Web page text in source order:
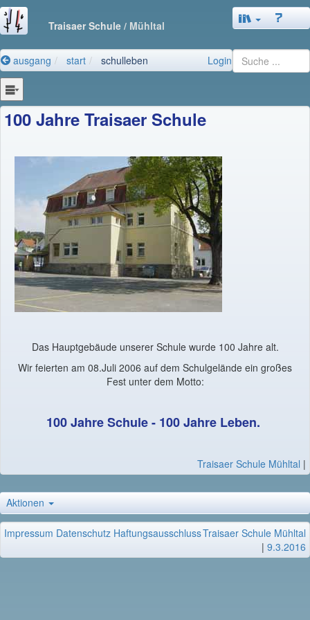
Traisaer Schule / Mühltal
ausgang start schulleben Login
100 Jahre Traisaer Schule
Das Hauptgebäude unserer Schule wurde 100 Jahre alt.
Wir feierten am 08.Juli 2006 auf dem Schulgelände ein großes
Fest unter dem Motto:
100 Jahre Schule - 100 Jahre Leben.
Traisaer Schule Mühltal |
Aktionen
Impressum Datenschutz HaftungsausschlussTraisaer Schule Mühltal
| 9.3.2016